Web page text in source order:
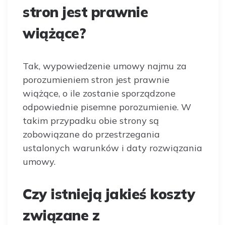
stron jest prawnie
wiążące?
Tak, wypowiedzenie umowy najmu za
porozumieniem stron jest prawnie
wiążące, o ile zostanie sporządzone
odpowiednie pisemne porozumienie. W
takim przypadku obie strony są
zobowiązane do przestrzegania
ustalonych warunków i daty rozwiązania
umowy.
Czy istnieją jakieś koszty
związane z